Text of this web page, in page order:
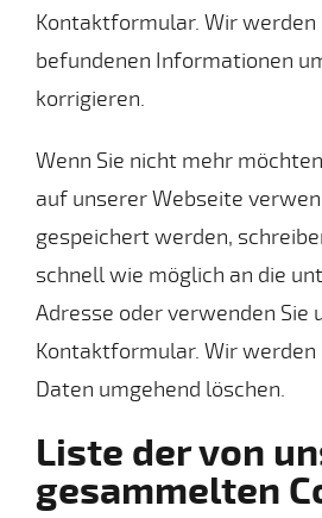
Kontaktformular. Wir
befundenen Informationen
korrigieren.
Wenn Sie nicht mehr
auf unserer Webseite
gespeichert werden,
schnell wie möglich an die
Adresse oder verwenden Sie
Kontaktformular. Wir werden
Daten umgehend löschen.
Liste der von
gesammelten